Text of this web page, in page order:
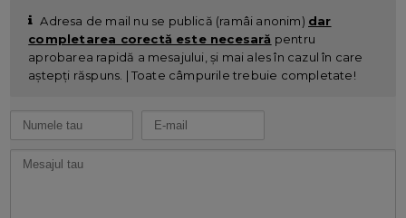
Adresa de mail nu se publică (ramâi anonim) dar
completarea corectă este necesară pentru
aprobarea rapidă a mesajului, și mai ales în cazul în care
aștepți răspuns. | Toate câmpurile trebuie completate!